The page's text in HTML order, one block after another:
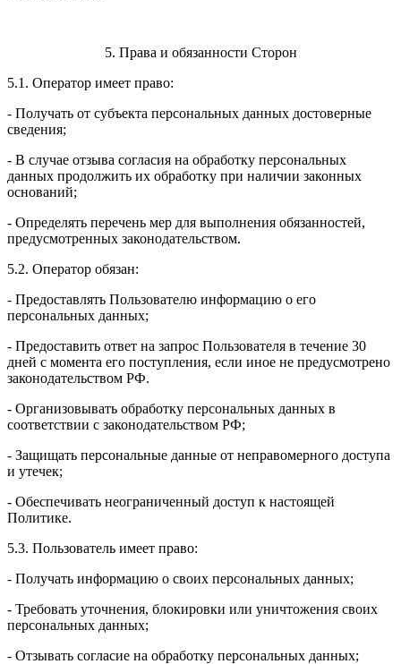
5. Права и обязанности Сторон
5.1. Оператор имеет право:
- Получать от субъекта персональных данных достоверные
сведения;
- В случае отзыва согласия на обработку персональных
данных продолжить их обработку при наличии законных
оснований;
- Определять перечень мер для выполнения обязанностей,
предусмотренных законодательством.
5.2. Оператор обязан:
- Предоставлять Пользователю информацию о его
персональных данных;
- Предоставить ответ на запрос Пользователя в течение 30
дней с момента его поступления, если иное не предусмотрено
законодательством РФ.
- Организовывать обработку персональных данных в
соответствии с законодательством РФ;
- Защищать персональные данные от неправомерного доступа
и утечек;
- Обеспечивать неограниченный доступ к настоящей
Политике.
5.3. Пользователь имеет право:
- Получать информацию о своих персональных данных;
- Требовать уточнения, блокировки или уничтожения своих
персональных данных;
- Отзывать согласие на обработку персональных данных;